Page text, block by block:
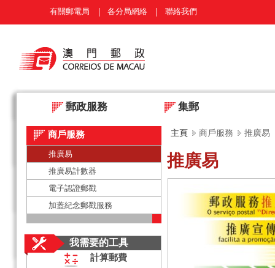
有關郵電局 各分局網絡 聯絡我們
郵政服務 集郵
商戶服務
推廣易
推廣易計數器
電子認證郵戳
加蓋紀念郵戳服務
我需要的工具
計算郵費
主頁 商戶服務 推廣易
推廣易